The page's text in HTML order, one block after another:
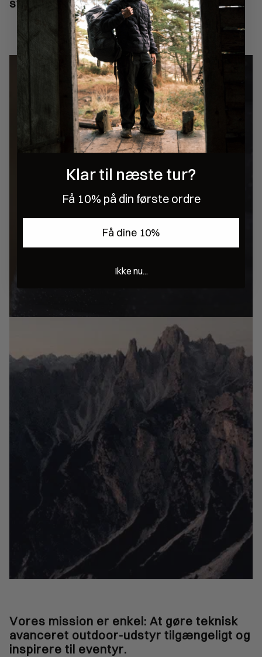
stærkt fællesskab omkring naturen
Vores mission er enkel: At gøre teknisk
avanceret outdoor-udstyr tilgængeligt og
inspirere til eventyr.
Klar til næste tur?
Få 10% på din første ordre
Få dine 10%
Ikke nu...